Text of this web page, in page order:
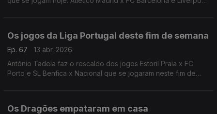
Os jogos da Liga Portugal deste fim de semana
Ep. 67
13 abr. 2026
António Tadeia faz o rescaldo dos jogos Estoril Praia x FC
Porto e SL Benfica x Nacional que se jogaram neste fim de
Os Dragões empataram em casa